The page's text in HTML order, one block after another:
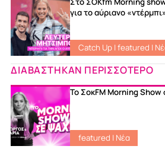
για το αύριανο
Catch Up|featured |
ΔΙΑΒΑΣΤΗΚΑΝ ΠΕΡΙΣΣΟΤΕΡΟ
Το ΣοκFM Morning Show
featured | Νέα